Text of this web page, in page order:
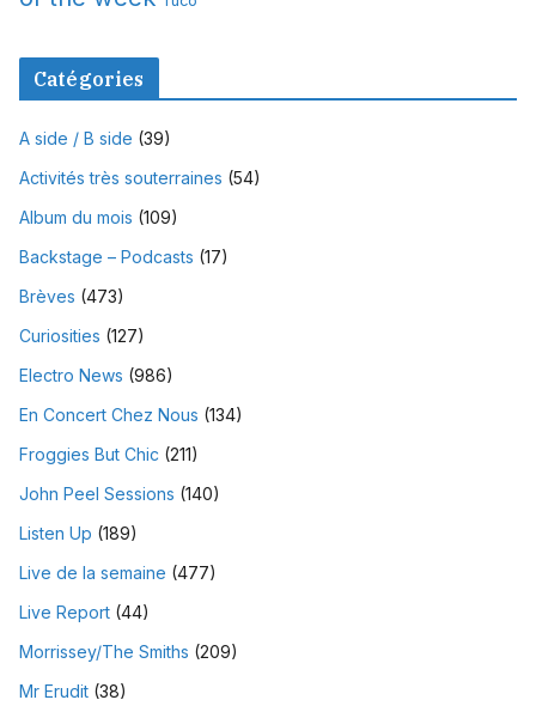
Catégories
A side / B side (39)
Activités très souterraines (54)
Album du mois (109)
Backstage – Podcasts (17)
Brèves (473)
Curiosities (127)
Electro News (986)
En Concert Chez Nous (134)
Froggies But Chic (211)
John Peel Sessions (140)
Listen Up (189)
Live de la semaine (477)
Live Report (44)
Morrissey/The Smiths (209)
Mr Erudit (38)